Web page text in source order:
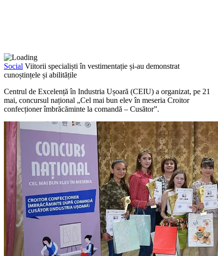
Social Viitorii specialiști în vestimentație și-au demonstrat
cunoștințele și abilitățile
Centrul de Excelență în Indus­tria Ușoară (CEIU) a organizat, pe 21
mai, concursul național „Cel mai bun elev în meseria Croitor
confecționer îmbrăcă­minte la comandă – Cusător”.